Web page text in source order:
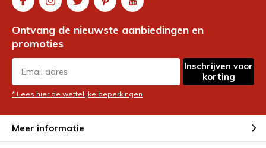
Ontvang de nieuwste aanbiedingen en
promoties
Inschrijven voor
korting
* Lees hier de wettelijke beperkingen
Meer informatie